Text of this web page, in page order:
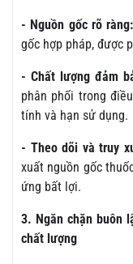
- Nguồn gốc rõ ràng:
gốc hợp pháp, được
- Chất lượng đảm
phân phối trong
tính và hạn sử dụng.
- Theo dõi và truy
xuất nguồn gốc
ứng bất lợi.
3. Ngăn chặn buôn
chất lượng